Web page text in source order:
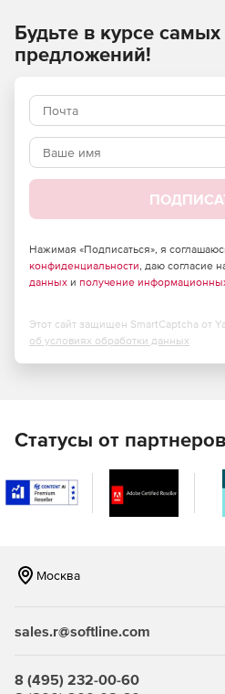
Будьте в курсе
предложений!
Нажимая «Подписаться», я
конфиденциальности, даю согласие
данных и получение
Этот сайт защищен SmartCaptcha от
об условиях обработки данных
Статусы от партнеров
Москва
sales.r@softline.com
8 (495) 232-00-60